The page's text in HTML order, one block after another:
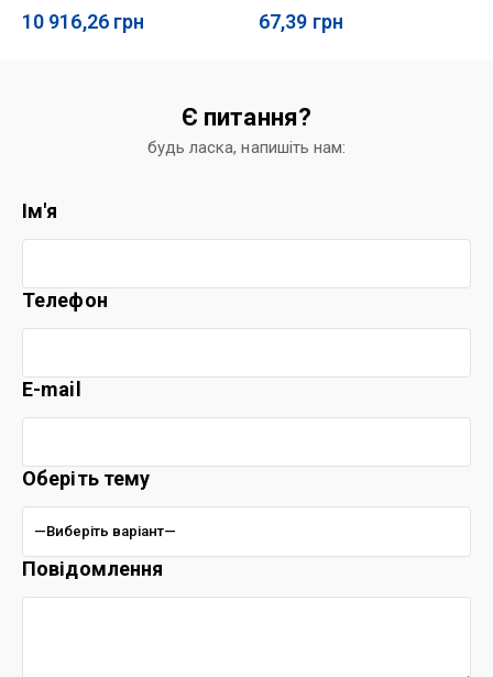
10 916,26 грн 67,39 грн
Є питання?
будь ласка, напишіть нам:
Ім'я
Телефон
E-mail
Оберіть тему
Повідомлення